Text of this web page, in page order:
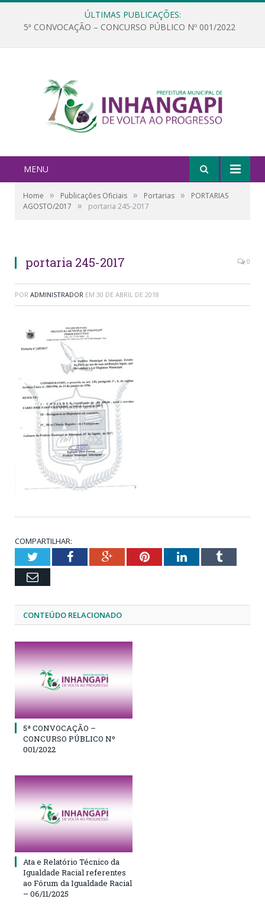
ÚLTIMAS PUBLICAÇÕES:
5ª CONVOCAÇÃO – CONCURSO PÚBLICO Nº 001/2022
MENU
Home » Publicações Oficiais » Portarias »
PORTARIAS
AGOSTO/2017
» portaria 245-2017
portaria 245-2017 0
POR ADMINISTRADOR EM 30 DE ABRIL DE 2018
COMPARTILHAR:
TwitterFacebookGoogle+PinterestLinkedInTumblr
Email
CONTEÚDO RELACIONADO
5ª CONVOCAÇÃO –
CONCURSO PÚBLICO Nº
001/2022
Ata e Relatório Técnico da
Igualdade Racial referentes
ao Fórum da Igualdade Racial
– 06/11/2025